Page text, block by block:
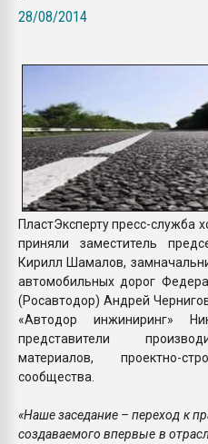
28/08/2014
ПластЭксперту пресс-служба
приняли заместитель
Кирилл Шамалов,
автомобильных дорог
(Росавтодор) Андрей
«Автодор инжиниринг»
представители
материалов, проектно-
сообщества.
«Наше заседание – переход к
создаваемого впервые в